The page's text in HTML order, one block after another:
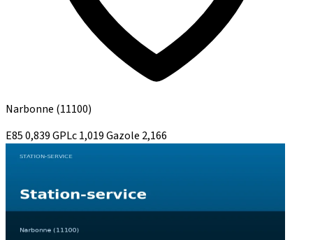
Narbonne (11100)
E850,839GPLc1,019Gazole 2,166